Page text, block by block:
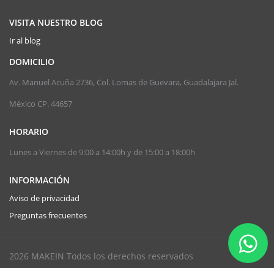
VISITA NUESTRO BLOG
Ir al blog
DOMICILIO
Av. Manuel Acuña 2736, Col. Lomas de Guevara, Guadalajara Jal.
México CP. 44657
HORARIO
Lunes a Viernes de 9:00 a 14:00h y de 15:00 a 18:00h
INFORMACIÓN
Aviso de privacidad
Preguntas frecuentes
2026 MAKEIN Todos los derechos reservados